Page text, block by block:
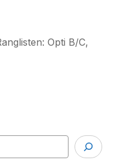
Opti B/C,